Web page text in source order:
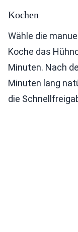
Kochen
Wähle die
Koche das
Minuten. Nach
Minuten lang
die